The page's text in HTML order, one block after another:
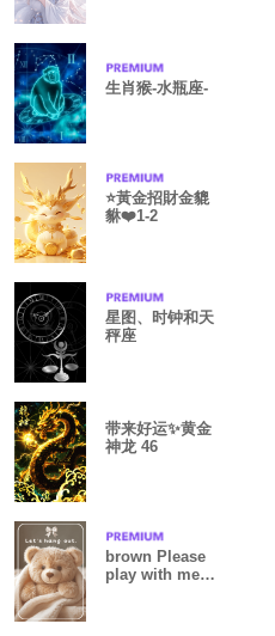
生肖猴-水瓶座-
⭐️黃金招財金貔
貅❤️1-2
星图、时钟和天
秤座
带来好运✨黄金
神龙 46
brown Please
play with me